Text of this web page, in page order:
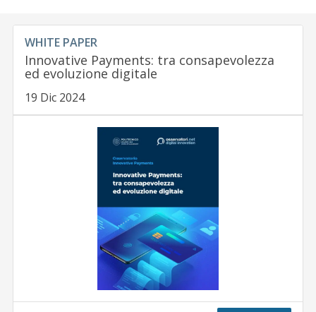
WHITE PAPER
Innovative Payments: tra consapevolezza
ed evoluzione digitale
19 Dic 2024